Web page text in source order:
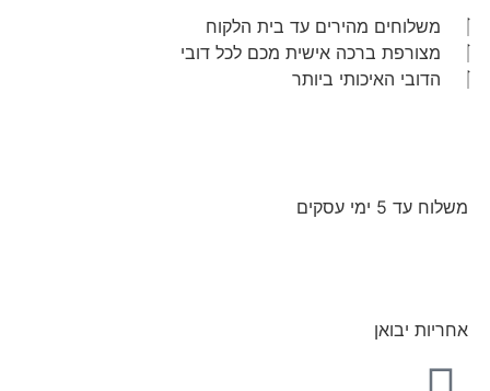
משלוחים מהירים עד בית הלקוח
מצורפת ברכה אישית מכם לכל דובי
הדובי האיכותי ביותר
משלוח עד 5 ימי עסקים
אחריות יבואן